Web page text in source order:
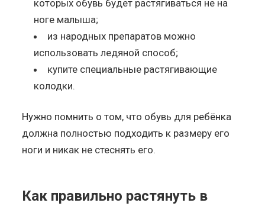
которых обувь будет растягиваться не на
ноге малыша;
из народных препаратов можно
использовать ледяной способ;
купите специальные растягивающие
колодки.
Нужно помнить о том, что обувь для ребёнка
должна полностью подходить к размеру его
ноги и никак не стеснять его.
Как правильно растянуть в